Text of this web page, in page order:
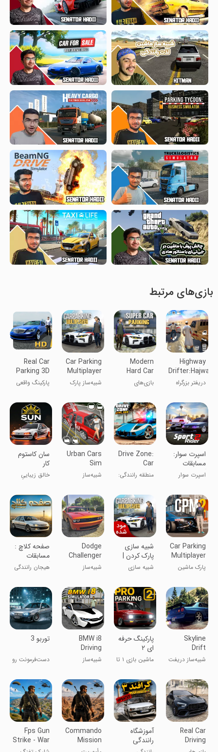
بازی‌های مرتبط
Highway
Drifter:Hajwala
Online
دریفتر بزرگراه
Modern
Hard Car
Parking
Games
بازی‌های
مدرن
Car Parking
Multiplayer
شبیه‌ساز پارک
چندنفره
Real Car
Parking 3D
پارکینگ واقعی
‏‏اسپرت سوار:
مسابقات
آنلاین
اسپرت سوار
Drive Zone:
Car
Simulator
منطقه رانندگی:
خودرو
Urban Cars
Sim
شبیه‌ساز
شهری
‏‏سان کاستوم
کار
خالق زیباییِ
Car Parking
Multiplayer
2
پارک ماشین
شبیه سازی
پارک کردن |
نسخه مود
شبیه سازی
Dodge
Challenger
Driving
شبیه‌ساز
چلنجر
‏‏‏‏‏‏‏‏صفحه کلاچ :
مسابقات
آنلاین
هیجان رانندگی
Skyline
Drift
Simulator
شبیه‌ساز دریفت
‏پارکینگ حرفه
ای ۲
ماشین بازی ۱ تا
BMW i8
Driving
Simulator
شبیه‌ساز
i8
‏‏توربو 3
دست‌فرمونت رو
Real Car
Driving
Racing
‏آموزشگاه
رانندگی
گرافند 3
Commando
Mission
Battle
Fps Gun
Strike - War
Gun Games